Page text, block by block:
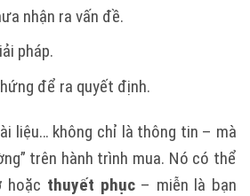
nhận ra vấn đề.
pháp.
để ra quyết định.
liệu… không chỉ là thông tin – mà
trên hành trình mua. Nó có thể
hoặc thuyết phục– miễn là bạn